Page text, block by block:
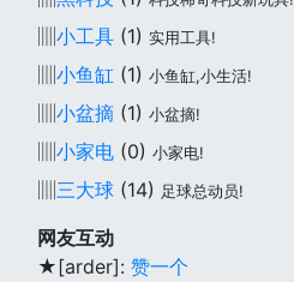
小工具 (1) 实用工具!
小鱼缸 (1) 小鱼缸,小生活!
小盆摘 (1) 小盆摘!
小家电 (0) 小家电!
三大球 (14) 足球总动员!
网友互动
★[arder]: 赞一个